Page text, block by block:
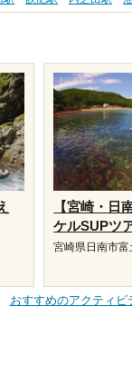
【宮崎・日
ケルSUPツ
宮崎県日南市
おすすめのアクティビ